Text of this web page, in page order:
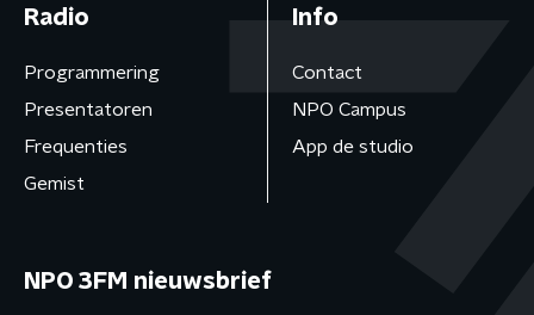
Radio
Programmering
Presentatoren
Frequenties
Gemist
Info
Contact
NPO Campus
App de studio
NPO 3FM nieuwsbrief